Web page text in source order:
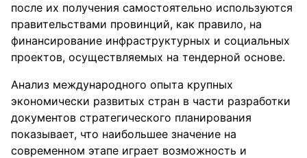
после их получения самостоятельно используются
правительствами провинций, как правило, на
финансирование инфраструктурных и социальных
проектов, осуществляемых на тендерной основе.
Анализ международного опыта крупных
экономически развитых стран в части разработки
документов стратегического планирования
показывает, что наибольшее значение на
современном этапе играет возможность и